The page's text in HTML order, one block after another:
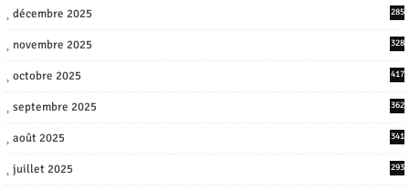
décembre 2025 285
novembre 2025 328
octobre 2025 417
septembre 2025 362
août 2025 341
juillet 2025 293